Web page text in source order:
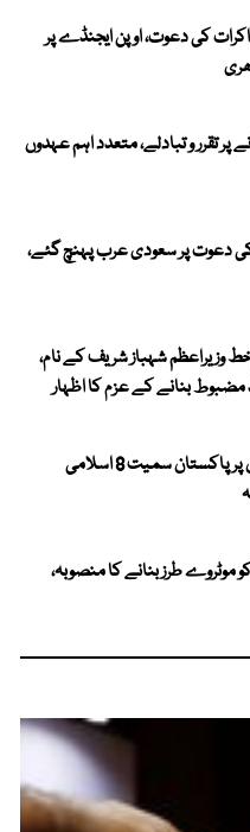
کی دعوت، اوپن ایجنڈے پر
تقرر و تبادلے، متعدد اہم عہدوں
دعوت پر سعودی عرب پہنچ گئے،
شہباز شریف کے نام،
بنانے کے عزم کا اظہار
غزہ میں اسرائیلی کارروائیوں پر پاکستان سمیت 8 اسلامی
موٹروے طرز بنانے کا منصوبہ،